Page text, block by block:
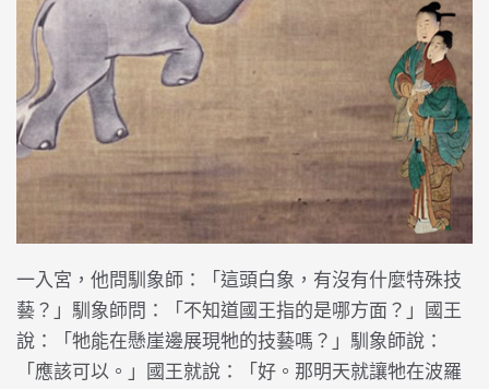
一入宮，他問馴象師：「這頭白象，有沒有什麼特殊技
藝？」馴象師問：「不知道國王指的是哪方面？」國王
說：「牠能在懸崖邊展現牠的技藝嗎？」馴象師說：
「應該可以。」國王就說：「好。那明天就讓牠在波羅